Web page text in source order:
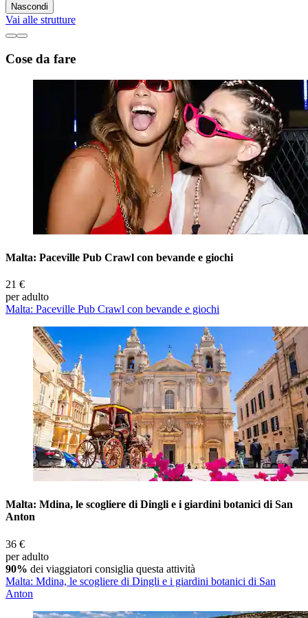
Nascondi
Vai alle strutture
Cose da fare
Malta: Paceville Pub Crawl con bevande e giochi
21 €
per adulto
Malta: Paceville Pub Crawl con bevande e giochi
Malta: Mdina, le scogliere di Dingli e i giardini botanici di San
Anton
36 €
per adulto
90% dei viaggiatori consiglia questa attività
Malta: Mdina, le scogliere di Dingli e i giardini botanici di San
Anton